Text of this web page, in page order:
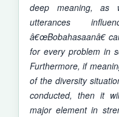
deep meaning,
utterances
â€œBobahasaanâ€
for every problem in
Furthermore, if
of the diversity
conducted, then it
major element in